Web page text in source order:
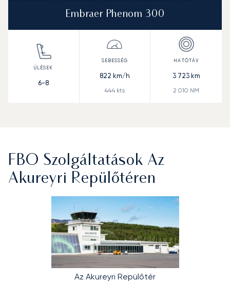
Embraer Phenom 300
6-8
822 km/h
444 kts
3 723km
2 010 NM
FBO Szolgáltatások Az
Akureyri Repülőtéren
Az Akureyri Repülőtér